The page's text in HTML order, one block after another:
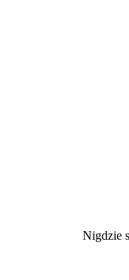
Nigdzie